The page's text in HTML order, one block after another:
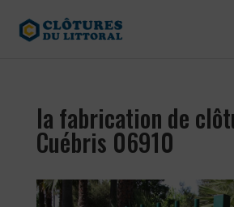
la fabrication de
Cuébris 06910